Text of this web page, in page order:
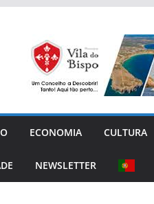
ECONOMIA CULTURA
NEWSLETTER